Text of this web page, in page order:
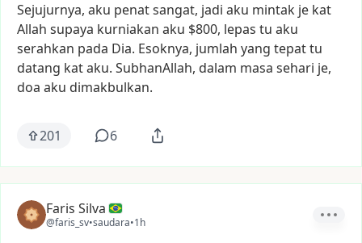
Sejujurnya, aku penatsangat, jadi aku mintak je kat
Allah supaya kurniakan aku $800, lepas tu aku
serahkan pada Dia. Esoknya, jumlah yang tepattu
datang kataku. SubhanAllah, dalam masa sehari je,
doa aku dimakbulkan.
201 6
Faris Silva
@faris_sv•saudara•1h